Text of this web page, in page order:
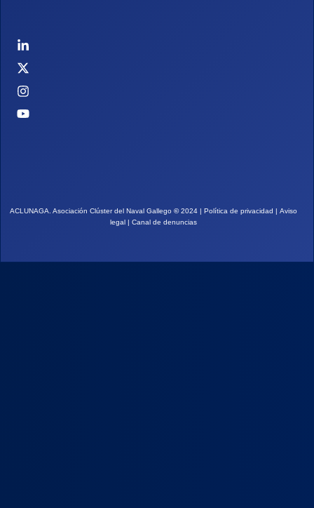
ACLUNAGA. Asociación Clúster del Naval Gallego ©2024 | Política de privacidad | Aviso
legal | Canal de denuncias